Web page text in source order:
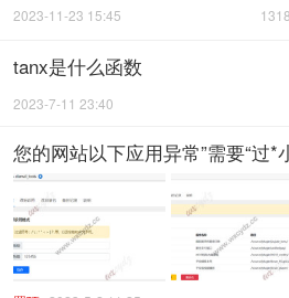
2023-11-23 15:45
tanx是什么函数
2023-7-11 23:40
您的网站以下应用异常”需要“过*